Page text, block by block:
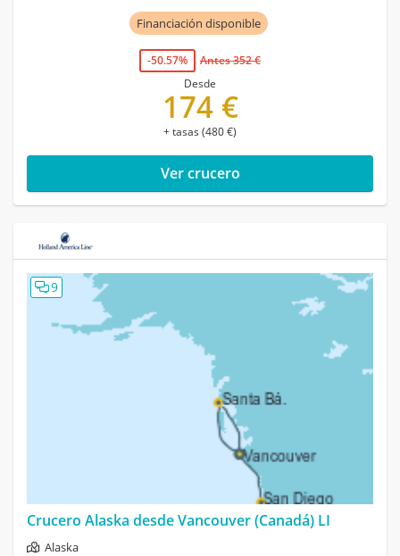
Financiación disponible
-50.57%
Antes 352 €
Desde
174 €
+ tasas (480 €)
Ver crucero
9
Crucero Alaska desde Vancouver (Canadá) LI
Alaska